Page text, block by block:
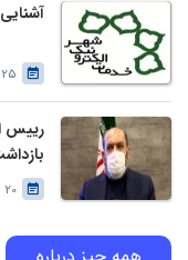
25 دی 1397
رییس
20 شهریور 1400